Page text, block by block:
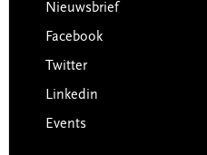
Nieuwsbrief
Facebook
Twitter
Linkedin
Events